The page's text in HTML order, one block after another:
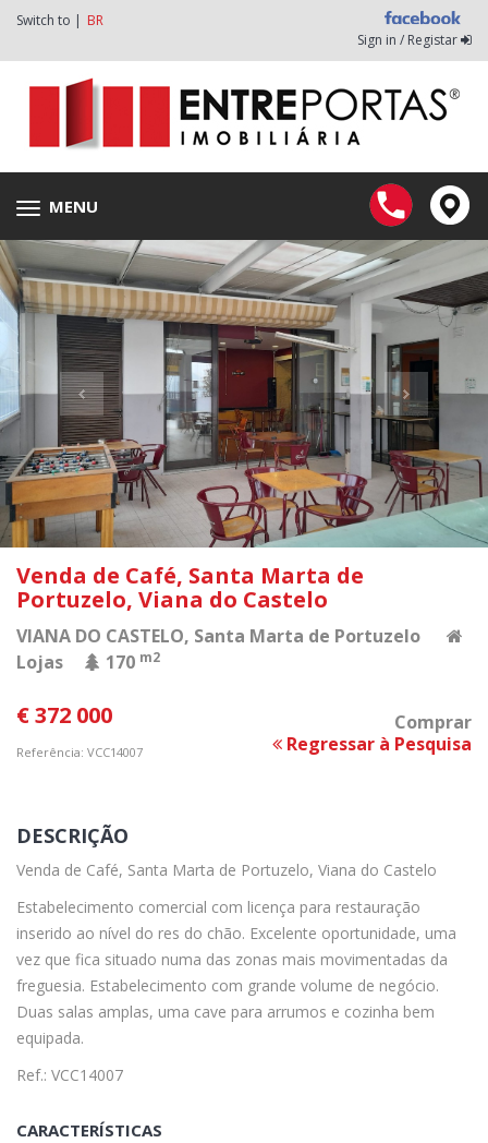
Switch to | BR
Sign in / Registar
Toggle
navigation
MENU
Venda de Café, Santa Marta de
Portuzelo, Viana do Castelo
VIANA DO CASTELO, Santa Marta de Portuzelo
Lojas
170 m2
€ 372 000 Comprar
Referência: VCC14007 Regressar à Pesquisa
DESCRIÇÃO
Venda de Café, Santa Marta de Portuzelo, Viana do Castelo
Estabelecimento comercial com licença para restauração
inserido ao nível do res do chão. Excelente oportunidade, uma
vez que fica situado numa das zonas mais movimentadas da
freguesia. Estabelecimento com grande volume de negócio.
Duas salas amplas, uma cave para arrumos e cozinha bem
equipada.
Ref.: VCC14007
CARACTERÍSTICAS